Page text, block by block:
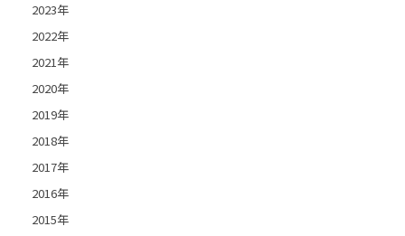
2023年
2022年
2021年
2020年
2019年
2018年
2017年
2016年
2015年